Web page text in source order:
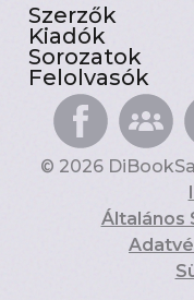
Szerzők
Kiadók
Sorozatok
Felolvasók
© 2026
Általános